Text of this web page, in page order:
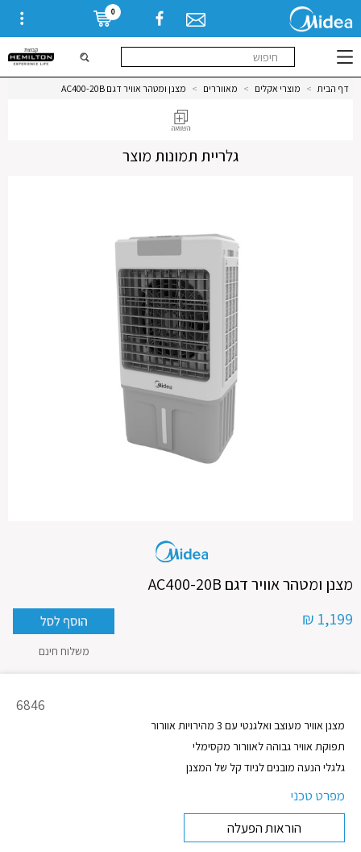
0
דף הבית > מוצרי אקלים > מאווררים > מצנן ומטהר אוויר דגם AC400-20B
גלריית תמונות מוצר
מצנן ומטהר אוויר דגם AC400-20B
1,199 ₪
משלוח חינם
מק"ט
6846
מצנן אוויר מעוצב ואלגנטי עם 3 מהירויות אוורור
תפוקת אוויר גבוהה לאוורור מקסימלי
גלגלי הנעה מובנים לניוד קל של המצנן
מפרט טכני
הוראות הפעלה